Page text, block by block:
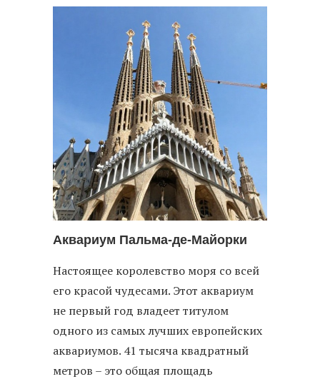
Аквариум Пальма-де-Майорки
Настоящее королевство моря со всей
его красой чудесами. Этот аквариум
не первый год владеет титулом
одного из самых лучших европейских
аквариумов. 41 тысяча квадратный
метров – это общая площадь